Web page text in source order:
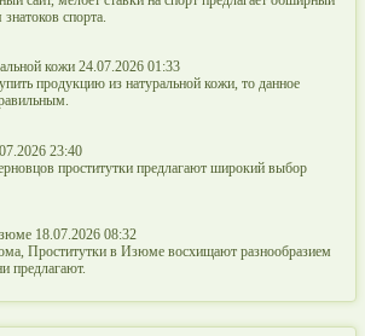
спорта.
кожи 24.07.2026 01:33
продукцию из натуральной кожи, то данное
23:40
проститутки предлагают широкий выбор
18.07.2026 08:32
Проститутки в Изюме восхищают разнообразием
предлагают.